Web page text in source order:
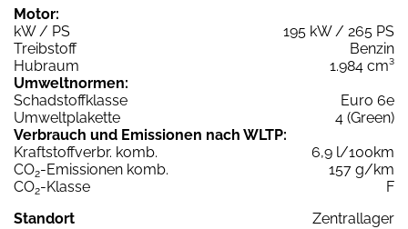
Motor:
kW / PS
195 kW / 265 PS
Treibstoff
Benzin
Hubraum
1.984 cm³
Umweltnormen:
Schadstoffklasse
Euro 6e
Umweltplakette
4 (Green)
Verbrauch und Emissionen nach WLTP:
Kraftstoffverbr. komb.
6,9 l/100km
CO2-Emissionen komb.
157 g/km
CO2-Klasse
F
Standort
Zentrallager